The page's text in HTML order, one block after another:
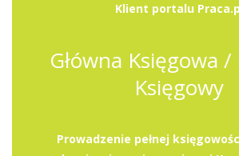
Klient portalu
Główna Księgowa /
Księgowy
Prowadzenie pełnej